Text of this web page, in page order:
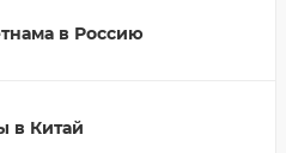
в Россию
в Китай